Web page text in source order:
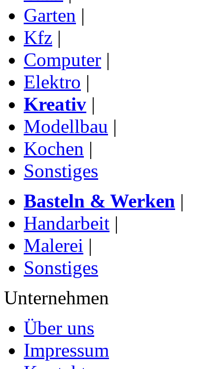
Garten |
Kfz |
Computer |
Elektro |
Kreativ |
Modellbau |
Kochen |
Sonstiges
Basteln & Werken |
Handarbeit |
Malerei |
Sonstiges
Unternehmen
Über uns
Impressum